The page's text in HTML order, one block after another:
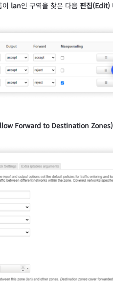
이 lan인 구역을 찾은 다음 편집(Edit)
Forward to Destination Zones)